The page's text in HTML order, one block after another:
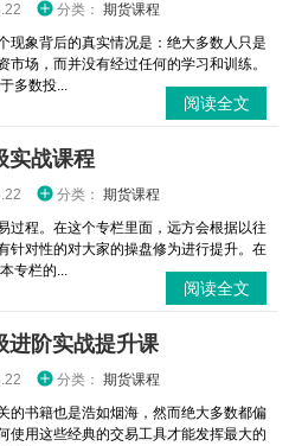
分类： 期货课程
现象背后的真实情况是：绝大多数人只是
场，而并没有经过任何的学习和训练。
多数投...
阅读全文
实战课程
分类： 期货课程
过程。在这个专栏里面，远方会根据以往
针对性的对大家的操盘修为进行提升。在
专栏的...
阅读全文
进阶实战提升课
分类： 期货课程
的书籍也是浩如烟海，然而绝大多数都偏
使用这些经典的交易工具才能发挥最大的